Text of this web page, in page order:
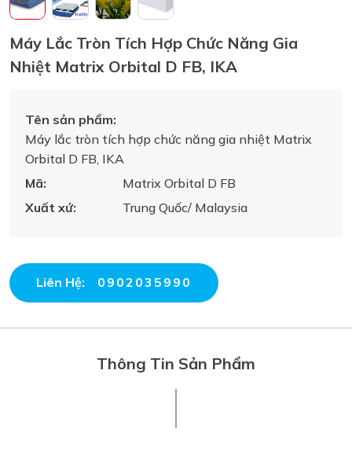
Máy Lắc Tròn Tích Hợp Chức Năng Gia
Nhiệt Matrix Orbital D FB, IKA
Tên sản phẩm:
Máy lắc tròn tích hợp chức năng gia nhiệt Matrix
Orbital D FB, IKA
Mã:
Matrix Orbital D FB
Xuất xứ:
Trung Quốc/ Malaysia
Liên Hệ: 0902035990
Thông Tin Sản Phẩm